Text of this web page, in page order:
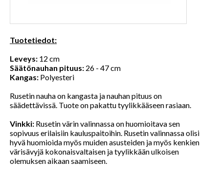
Tuotetiedot:
Leveys: 12 cm
Säätönauhan pituus: 26 - 47 cm
Kangas: Polyesteri
Rusetin nauha on kangasta ja nauhan pituus on
säädettävissä. Tuote on pakattu tyylikkääseen rasiaan.
Vinkki: Rusetin värin valinnassa on huomioitava sen
sopivuus erilaisiin kauluspaitoihin. Rusetin valinnassa olisi
hyvä huomioida myös muiden asusteiden ja myös kenkien
värisävyjä kokonaisvaltaisen ja tyylikkään ulkoisen
olemuksen aikaan saamiseen.